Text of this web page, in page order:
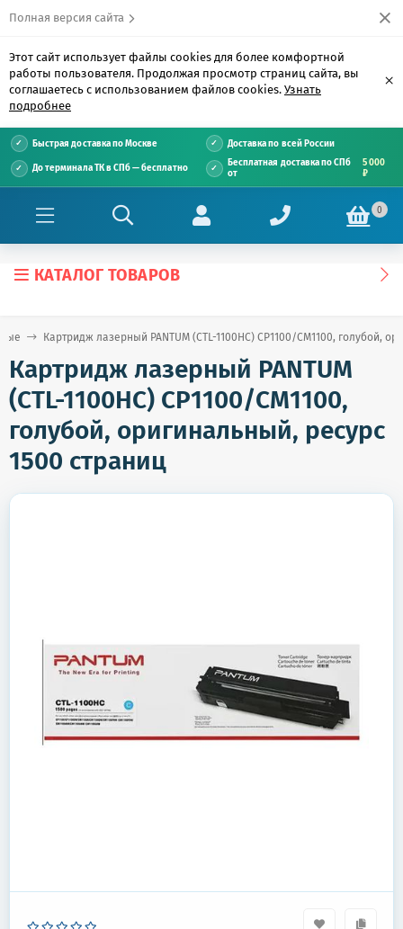
Полная версия сайта
Этот сайт использует файлы cookies для более комфортной
работы пользователя. Продолжая просмотр страниц сайта, вы
соглашаетесь с использованием файлов cookies. Узнать
подробнее
×
Быстрая доставка по Москве Доставка по всей России
До терминала ТК в СПб — бесплатно
Бесплатная доставка по СПб
от
5 000
₽
0
КАТАЛОГ ТОВАРОВ
Картридж лазерный PANTUM (CTL-1100HC) CP1100/CM1100, голубой,
Картридж лазерный PANTUM
(CTL-1100HC) CP1100/CM1100,
голубой, оригинальный, ресурс
1500 страниц